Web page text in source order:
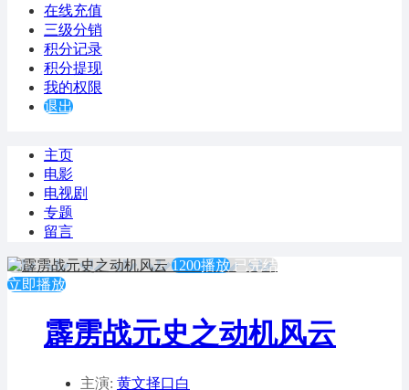
在线充值
三级分销
积分记录
积分提现
我的权限
退出
主页
电影
电视剧
专题
留言
1200播放 已完结
立即播放
霹雳战元史之动机风云
主演: 黄文择口白